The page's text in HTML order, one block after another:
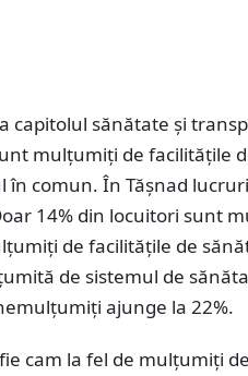
capitolul sănătate și
mulțumiți de facilitățile
comun. În Tășnad
14% din locuitori sunt
de facilitățile de
de sistemul de
ajunge la 22%.
cam la fel de mulțumiți